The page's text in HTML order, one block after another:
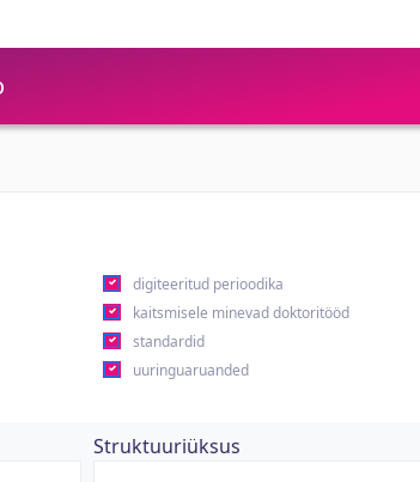
digiteeritud perioodika
kaitsmisele minevad doktoritööd
standardid
uuringuaruanded
Struktuuriüksus